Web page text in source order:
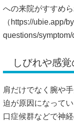
への来院がすすめ
（ https://ubie.app/
questions/symptom/
しびれや感
肩だけでなく腕や
迫が原因になって
口症候群などで神